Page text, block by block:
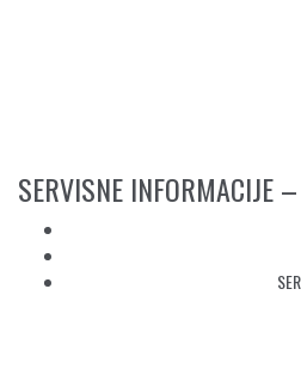
SERVISNE INFORMACIJE